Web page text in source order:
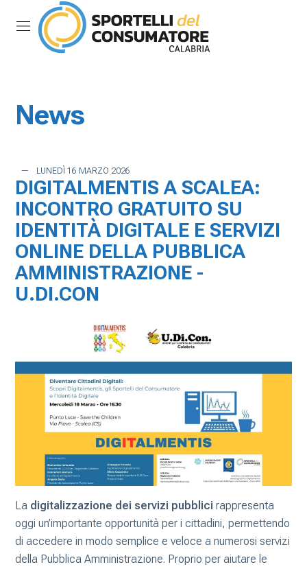
Menu di scelta rapida:
Salta al contenuto principale della pagina
Vai al menu di navigazione
Vai ai link a fondo pagina
Cerca nel sito
Menu di navigazione
torna al menu di scelta rapida
Mostra/Nascondi la navigazione
News
LUNEDÌ 16 MARZO 2026
DIGITALMENTIS A SCALEA:
INCONTRO GRATUITO SU
IDENTITÀ DIGITALE E SERVIZI
ONLINE DELLA PUBBLICA
AMMINISTRAZIONE -
U.DI.CON
La digitalizzazione dei servizi pubblici rappresenta
oggi un’importante opportunità per i cittadini, permettendo
di accedere in modo semplice e veloce a numerosi servizi
della Pubblica Amministrazione. Proprio per aiutare le